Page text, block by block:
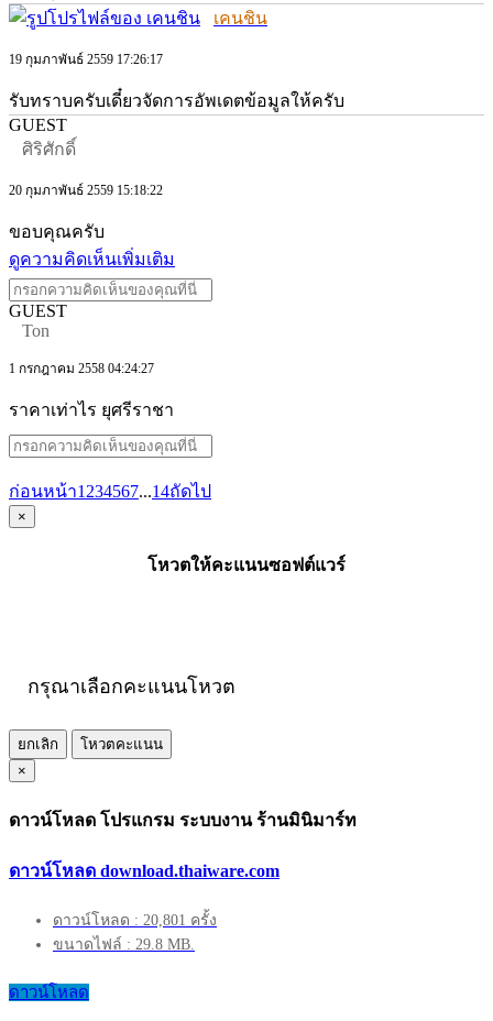
เคนชิน
19 กุมภาพันธ์ 2559 17:26:17
รับทราบครับเดี๋ยวจัดการอัพเดตข้อมูลให้ครับ
GUEST
ศิริศักดิ์
20 กุมภาพันธ์ 2559 15:18:22
ขอบคุณครับ
ดูความคิดเห็นเพิ่มเติม
GUEST
Ton
1 กรกฎาคม 2558 04:24:27
ราคาเท่าไร ยุศรีราชา
ก่อนหน้า1 234567...14ถัดไป
×
โหวตให้คะแนนซอฟต์แวร์
กรุณาเลือกคะแนนโหวต
ยกเลิก
โหวตคะแนน
×
ดาวน์โหลด โปรแกรม ระบบงาน ร้านมินิมาร์ท
ดาวน์โหลด download.thaiware.com
ดาวน์โหลด : 20,801 ครั้ง
ขนาดไฟล์ : 29.8 MB.
ดาวน์โหลด